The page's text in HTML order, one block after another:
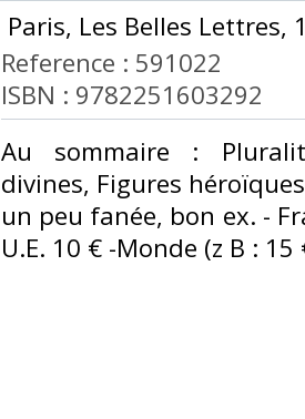
Paris, Les Belles
Reference : 591022
ISBN : 9782251603292
‎Au sommaire :
divines, Figures
un peu fanée, bon ex. -
U.E. 10 € -Monde (z B : 15